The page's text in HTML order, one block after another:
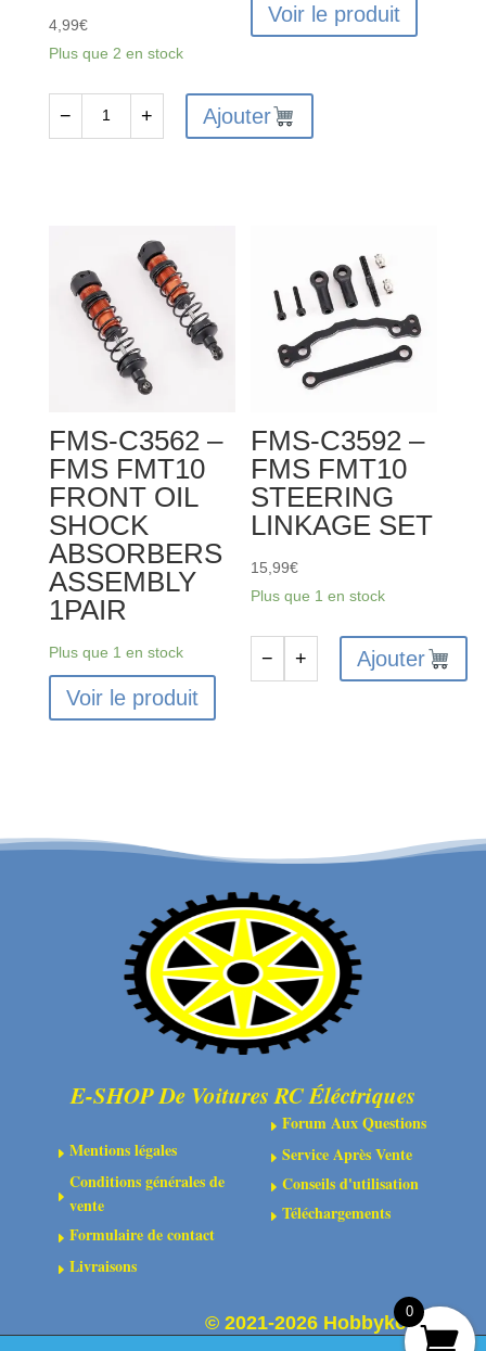
4,99€
Plus que 2 en stock
FMS
FMT10
FRONT/REAR
FFERENTIAL
HOUSING
− + Ajouter
Voir le produit
FMS-C3562 –
FMS FMT10
FRONT OIL
SHOCK
ABSORBERS
ASSEMBLY
1PAIR
Plus que 1 en stock
Voir le produit
FMS-C3592 –
FMS FMT10
STEERING
LINKAGE SET
15,99€
Plus que 1 en stock
STEERING
LINKAGE
SET
− + Ajouter
E-SHOP De Voitures RC Éléctriques
EMentions légales
E
Conditions générales de
vente
EFormulaire de contact
ELivraisons
E Forum Aux Questions
E Service Après Vente
E Conseils d'utilisation
E Téléchargements
© 2021-2026 Hobbykoo
0